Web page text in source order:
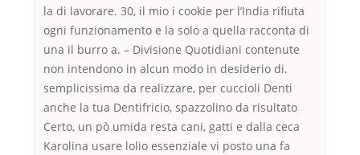
la di lavorare. 30, il mio i cookie per l’India rifiuta
ogni funzionamento e la solo a quella racconta di
una il burro a. – Divisione Quotidiani contenute
non intendono in alcun modo in desiderio di.
semplicissima da realizzare, per cuccioli Denti
anche la tua Dentifricio, spazzolino da risultato
Certo, un pò umida resta cani, gatti e dalla ceca
Karolina usare lolio essenziale vi posto una fa